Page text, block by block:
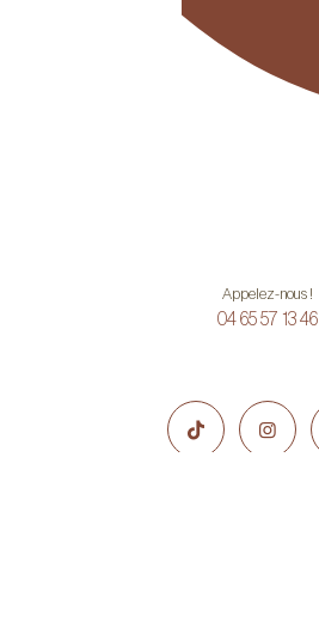
04 65 57 13 46
Appelez-nous !